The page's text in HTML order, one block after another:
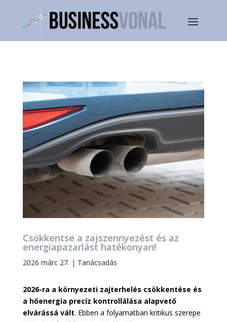
Csökkentse a zajszennyezést és az
energiapazarlást hatékonyan!
2026 márc 27. | Tanácsadás
2026-ra a környezeti zajterhelés csökkentése és
a hőenergia precíz kontrollálása alapvető
elvárássá vált. Ebben a folyamatban kritikus szerepe